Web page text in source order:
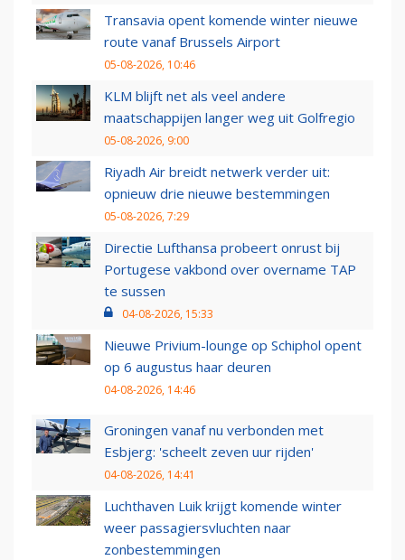
Transavia opent komende winter nieuwe
route vanaf Brussels Airport
05-08-2026, 10:46
KLM blijft net als veel andere
maatschappijen langer weg uit Golfregio
05-08-2026, 9:00
Riyadh Air breidt netwerk verder uit:
opnieuw drie nieuwe bestemmingen
05-08-2026, 7:29
Directie Lufthansa probeert onrust bij
Portugese vakbond over overname TAP
te sussen
04-08-2026, 15:33
Nieuwe Privium-lounge op Schiphol opent
op 6 augustus haar deuren
04-08-2026, 14:46
Groningen vanaf nu verbonden met
Esbjerg: 'scheelt zeven uur rijden'
04-08-2026, 14:41
Luchthaven Luik krijgt komende winter
weer passagiersvluchten naar
zonbestemmingen